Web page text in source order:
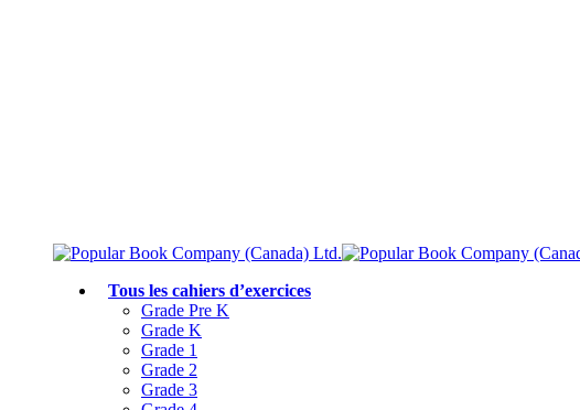
Tous les cahiers d’exercices
Grade Pre K
Grade K
Grade 1
Grade 2
Grade 3